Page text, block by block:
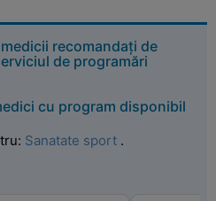
recomandați de
de programări
cu program disponibil
Sanatate sport .